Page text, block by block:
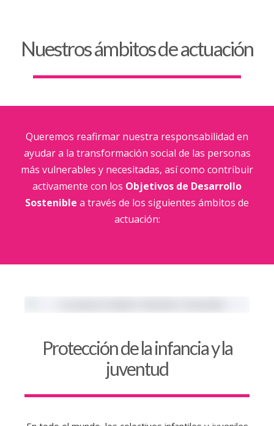
Nuestros ámbitos de actuación
Queremos reafirmar nuestra responsabilidad en
ayudar a la transformación social de las personas
más vulnerables y necesitadas, así como contribuir
activamente con los Objetivos de Desarrollo
Sostenible a través de los siguientes ámbitos de
actuación:
Protección de la infancia y la
juventud